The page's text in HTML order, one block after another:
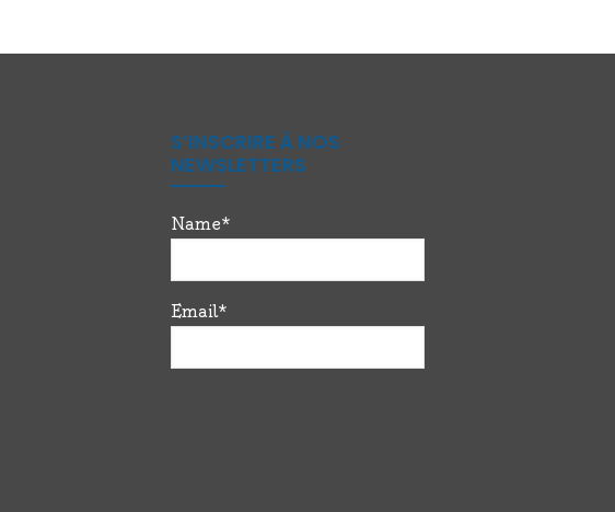
S’INSCRIRE À NOS
NEWSLETTERS
Name*
Email*